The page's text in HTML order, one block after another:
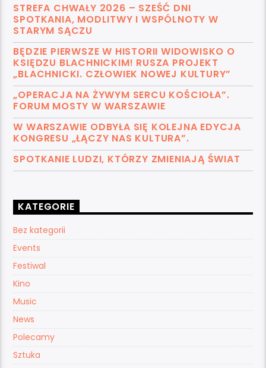
STREFA CHWAŁY 2026 – SZEŚĆ DNI
SPOTKANIA, MODLITWY I WSPÓLNOTY W
STARYM SĄCZU
BĘDZIE PIERWSZE W HISTORII WIDOWISKO O
KSIĘDZU BLACHNICKIM! RUSZA PROJEKT
„BLACHNICKI. CZŁOWIEK NOWEJ KULTURY”
„OPERACJA NA ŻYWYM SERCU KOŚCIOŁA”.
FORUM MOSTY W WARSZAWIE
W WARSZAWIE ODBYŁA SIĘ KOLEJNA EDYCJA
KONGRESU „ŁĄCZY NAS KULTURA”.
SPOTKANIE LUDZI, KTÓRZY ZMIENIAJĄ ŚWIAT
KATEGORIE
Bez kategorii
Events
Festiwal
Kino
Music
News
Polecamy
Sztuka